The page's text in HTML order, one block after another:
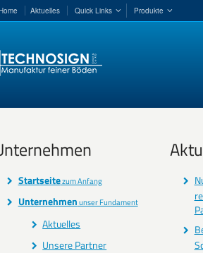
Aktuelles Quick Links Produkte
Startseitezum Anfang
Unternehmenunser Fundament
Aktuelles
Unsere Partner